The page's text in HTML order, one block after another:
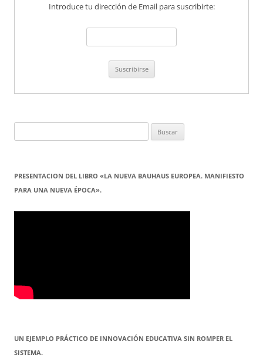
Introduce tu dirección de Email para suscribirte:
PRESENTACION DEL LIBRO «LA NUEVA BAUHAUS EUROPEA. MANIFIESTO
PARA UNA NUEVA ÉPOCA».
UN EJEMPLO PRÁCTICO DE INNOVACIÓN EDUCATIVA SIN ROMPER EL
SISTEMA.